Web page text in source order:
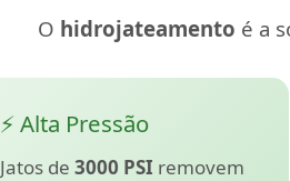
O hidrojateamento é a
⚡ Alta Pressão
Jatos de 3000 PSI removem